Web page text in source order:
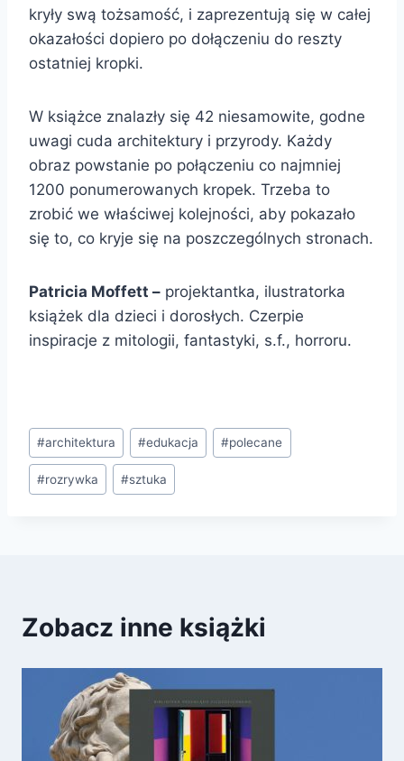
kryły swą tożsamość, i zaprezentują się w całej
okazałości dopiero po dołączeniu do reszty
ostatniej kropki.
W książce znalazły się 42 niesamowite, godne
uwagi cuda architektury i przyrody. Każdy
obraz powstanie po połączeniu co najmniej
1200 ponumerowanych kropek. Trzeba to
zrobić we właściwej kolejności, aby pokazało
się to, co kryje się na poszczególnych stronach.
Patricia Moffett – projektantka, ilustratorka
książek dla dzieci i dorosłych. Czerpie
inspiracje z mitologii, fantastyki, s.f., horroru.
Tagi
wpisu:
#architektura #edukacja #polecane
#rozrywka #sztuka
Zobacz inne książki